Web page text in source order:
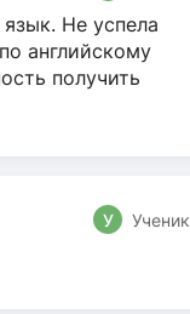
Не успела
английскому
получить
У Ученик